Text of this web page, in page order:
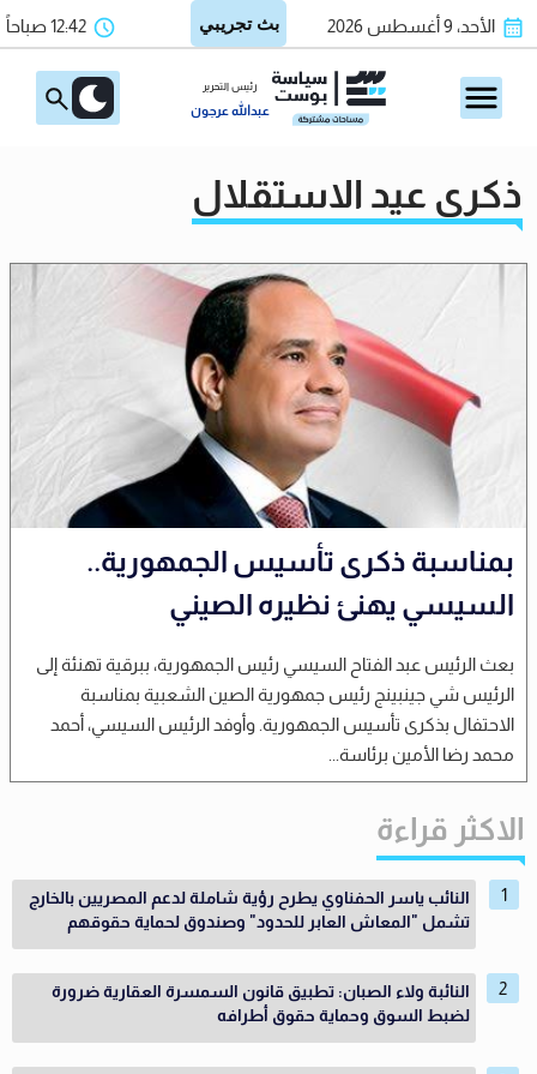
الأحد، 9 أغسطس 2026 12:42 صباحاً
رئيس التحرير
عبدالله عرجون
ذكرى عيد الاستقلال
بمناسبة ذكرى تأسيس الجمهورية..
السيسي يهنئ نظيره الصيني
بعث الرئيس عبد الفتاح السيسي رئيس الجمهورية، ببرقية تهنئة إلى
الرئيس شي جينبينج رئيس جمهورية الصين الشعبية بمناسبة
الاحتفال بذكرى تأسيس الجمهورية. وأوفد الرئيس السيسي، أحمد
محمد رضا الأمين برئاسة...
الاكثر قراءة
النائب ياسر الحفناوي يطرح رؤية شاملة لدعم المصريين بالخارج
تشمل "المعاش العابر للحدود" وصندوق لحماية حقوقهم
النائبة ولاء الصبان: تطبيق قانون السمسرة العقارية ضرورة
لضبط السوق وحماية حقوق أطرافه